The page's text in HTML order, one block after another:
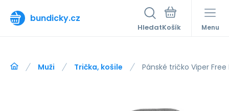
bundicky.cz
Hledat Menu
Muži Trička, košile Pánské tričko Viper Free